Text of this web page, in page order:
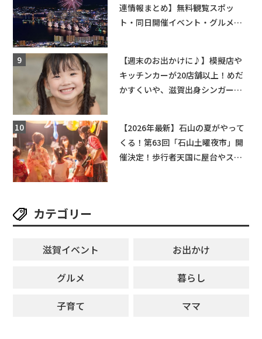
連情報まとめ】無料観覧スポッ
ト・同日開催イベント・グルメマ
【週末のお出かけに♪】模擬店や
キッチンカーが20店舗以上！めだ
かすくいや、滋賀出身シンガーソ
【2026年最新】石山の夏がやって
くる！第63回「石山土曜夜市」開
催決定！歩行者天国に屋台やステ
カテゴリー
滋賀イベント
お出かけ
グルメ
暮らし
子育て
ママ